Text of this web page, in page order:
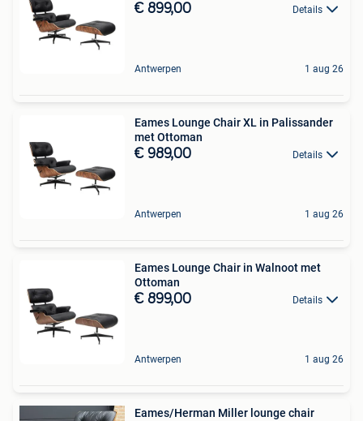
€ 899,00 Details
Antwerpen 1 aug 26
Eames Lounge Chair XL in Palissander
met Ottoman
€ 989,00 Details
Antwerpen 1 aug 26
Eames Lounge Chair in Walnoot met
Ottoman
€ 899,00 Details
Antwerpen 1 aug 26
Eames/Herman Miller lounge chair